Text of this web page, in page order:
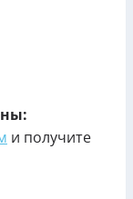
и получите